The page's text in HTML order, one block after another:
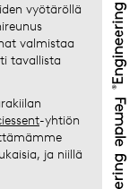
vyötäröllä
valmistaa
tavallista
-yhtiön
ja niillä